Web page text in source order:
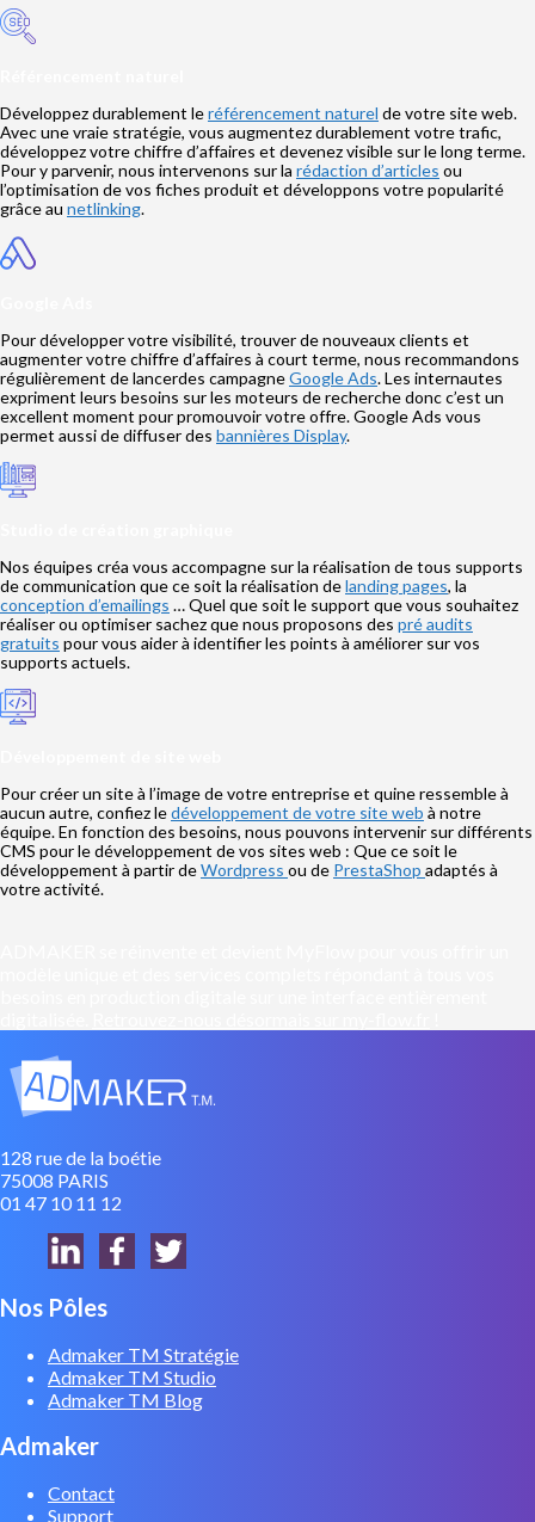
Développez durablement leréférencement naturel de votre site web.
Avec une vraie stratégie, vous augmentez durablement votre trafic,
développez votre chiffre d’affaires et devenez visible sur le long terme.
Pour y parvenir, nous intervenons sur la rédaction d’articles ou
l’optimisation de vos fiches produit et développons votre popularité
grâce au netlinking.
Pour développer votre visibilité, trouver de nouveaux clients et
augmenter votre chiffre d’affaires à court terme, nous recommandons
régulièrement de lancerdes campagneGoogle Ads. Les internautes
expriment leurs besoins sur les moteurs de recherche donc c’est un
excellent moment pour promouvoir votre offre. Google Ads vous
permet aussi de diffuser des bannières Display.
Nos équipes créa vous accompagne sur la réalisation de tous supports
de communication que ce soit la réalisation delanding pages, la
conception d’emailings … Quel que soit le support que vous souhaitez
réaliser ou optimiser sachez que nous proposons des pré audits
gratuits pour vous aider à identifier les points à améliorer sur vos
supports actuels.
Pour créer un site à l’image de votre entreprise et quine ressemble à
aucun autre, confiez ledéveloppement de votre site web à notre
équipe. En fonction des besoins, nous pouvons intervenir sur différents
CMS pour le développement de vos sites web : Que ce soit le
développement à partir deWordpress ou de PrestaShop adaptés à
votre activité.
128 rue de la boétie
75008 PARIS
01 47 10 11 12
Nos Pôles
Admaker TM Stratégie
Admaker TM Studio
Admaker TM Blog
Admaker
Contact
Support